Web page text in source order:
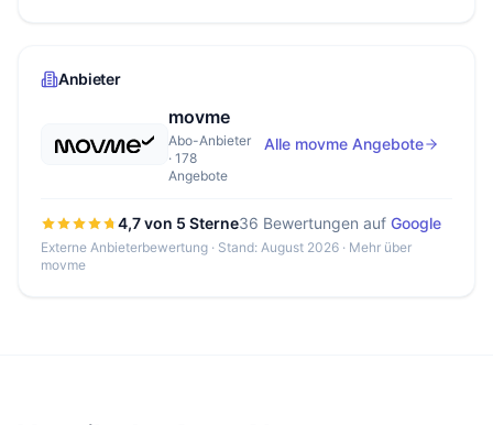
Anbieter
movme
Abo-Anbieter
· 178
Angebote
Alle movme Angebote
4,7 von 5 Sterne36 Bewertungen auf Google
Externe Anbieterbewertung · Stand: August 2026 · Mehr über
movme